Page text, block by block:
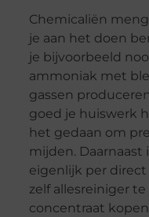
Chemicaliën
je aan het doen
je bijvoorbeeld
ammoniak met
gassen
goed je huiswerk
het gedaan om
mijden. Daarnaast
eigenlijk per
zelf allesreiniger
concentraat